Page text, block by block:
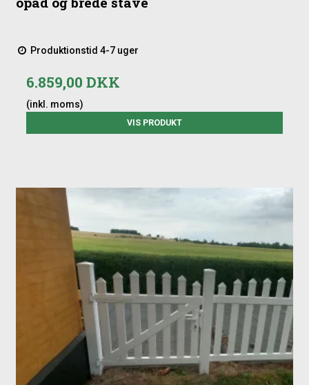
Produktionstid 4-7 uger
6.859,00 DKK
(inkl. moms)
VIS PRODUKT